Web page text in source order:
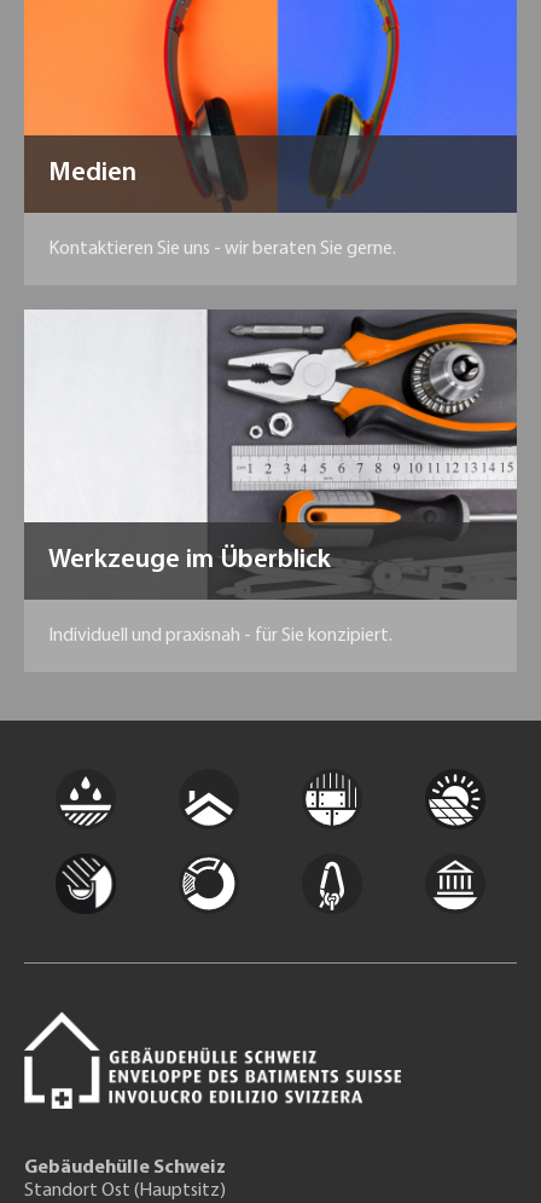
Medien
Kontaktieren Sie uns - wir beraten Sie gerne.
Werkzeuge im Überblick
Individuell und praxisnah - für Sie konzipiert.
Gebäudehülle Schweiz
Standort Ost (Hauptsitz)